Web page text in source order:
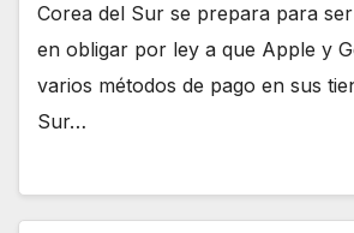
Corea del Sur se prepara para
en obligar por ley a que Apple y
varios métodos de pago en sus
Sur…